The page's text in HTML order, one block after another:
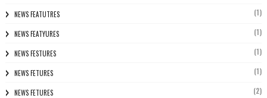
NEWS FEATUTRES (1)
NEWS FEATYURES (1)
NEWS FESTURES (1)
NEWS FETURES (1)
NEWS FETURES (2)